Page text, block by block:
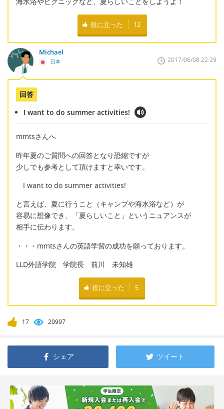
役に立った 12
Michael
日本 2017/06/08 22:29
回答
I want to do summer activities!
mmtsさんへ
昨年夏のご質問への回答となり恐縮ですが
少しでも参考として頂けますと幸いです。
I want to do summer activities!
と言えば、夏に行うこと（キャンプや海水浴など）が
容易に想像でき、「夏らしいこと」というニュアンスが
相手に伝わります。
・・・mmtsさんの英語学習の成功を願っております。
LLD外語学院 学院長 前川 未知雄
役に立った 5
17 20997
シェア ツイート